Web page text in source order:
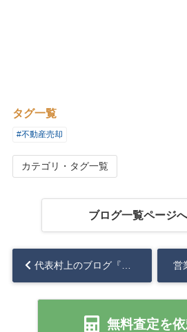
タグ一覧
#不動産売却
カテゴリ・タグ一覧
ブログ一覧ページ
無料査定を